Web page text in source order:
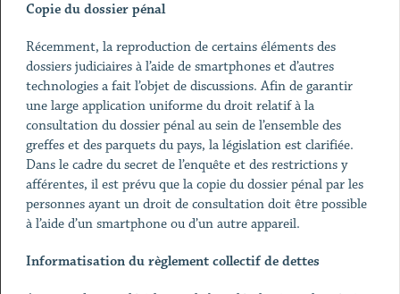
Copie du dossier pénal
Récemment, la reproduction de certains éléments des
dossiers judiciaires à l’aide de smartphones et d’autres
technologies a fait l’objet de discussions. Afin de garantir
une large application uniforme du droit relatif à la
consultation du dossier pénal au sein de l’ensemble des
greffes et des parquets du pays, la législation est clarifiée.
Dans le cadre du secret de l’enquête et des restrictions y
afférentes, il est prévu que la copie du dossier pénal par les
personnes ayant un droit de consultation doit être possible
à l’aide d’un smartphone ou d’un autre appareil.
Informatisation du règlement collectif de dettes